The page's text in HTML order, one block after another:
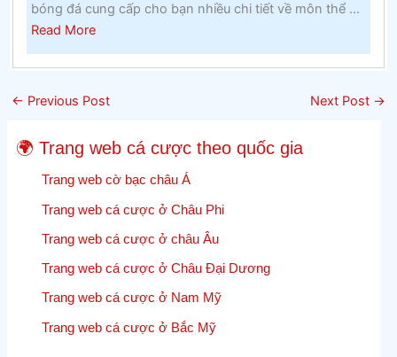
trường
cao
đẳng
giáo
năm
1960
bóng đá cung cấp cho bạn nhiều chi tiết về môn thể ...
Read Moreabout
Điểm
số
của
–
Lưu
cập
nhật,
quả
và
← Previous Post Next Post →
🌍 Trang web cá cược theo quốc gia
Trang web cờ bạc châu Á
Trang web cá cược ở Châu Phi
Trang web cá cược ở châu Âu
Trang web cá cược ở Châu Đại Dương
Trang web cá cược ở Nam Mỹ
Trang web cá cược ở Bắc Mỹ